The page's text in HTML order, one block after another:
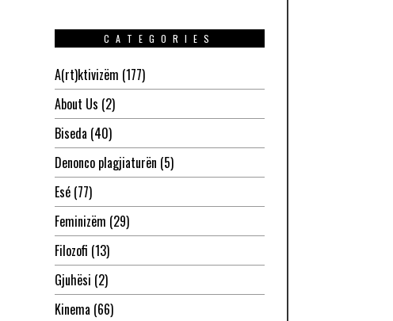
CATEGORIES
A(rt)ktivizëm (177)
About Us (2)
Biseda (40)
Denonco plagjiaturën (5)
Esé(77)
Feminizëm (29)
Filozofi (13)
Gjuhësi (2)
Kinema (66)